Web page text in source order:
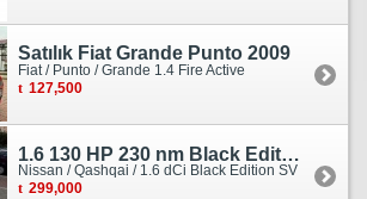
Satılık Fiat Grande Punto 2009
Fiat / Punto / Grande 1.4 Fire Active
127,500
1.6 130 HP 230 nm Black Edition servis bakımlı
Nissan / Qashqai / 1.6 dCi Black Edition SV
299,000